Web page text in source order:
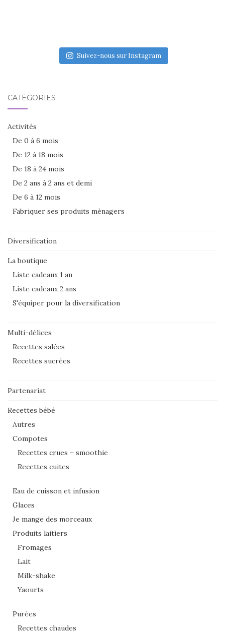
Suivez-nous sur Instagram
CATÉGORIES
Activités
De 0 à 6 mois
De 12 à 18 mois
De 18 à 24 mois
De 2 ans à 2 ans et demi
De 6 à 12 mois
Fabriquer ses produits ménagers
Diversification
La boutique
Liste cadeaux 1 an
Liste cadeaux 2 ans
S'équiper pour la diversification
Multi-délices
Recettes salées
Recettes sucrées
Partenariat
Recettes bébé
Autres
Compotes
Recettes crues – smoothie
Recettes cuites
Eau de cuisson et infusion
Glaces
Je mange des morceaux
Produits laitiers
Fromages
Lait
Milk-shake
Yaourts
Purées
Recettes chaudes